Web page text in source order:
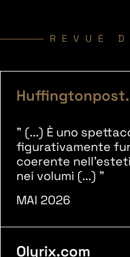
REVUE
" (...) È uno
figurativamente
coerente
nei volumi (...) "
MAI 2026
Olyrix.com